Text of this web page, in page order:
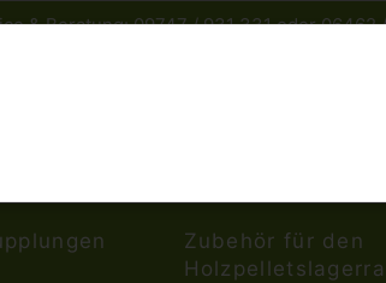
& Beratung: 09747 / 931 331 oder
Zubehör für den